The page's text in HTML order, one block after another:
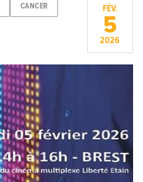
CANCER FÉV.
5
2026